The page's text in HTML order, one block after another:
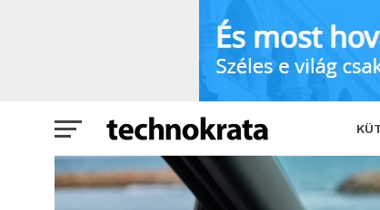
Sosem volt még ennyire